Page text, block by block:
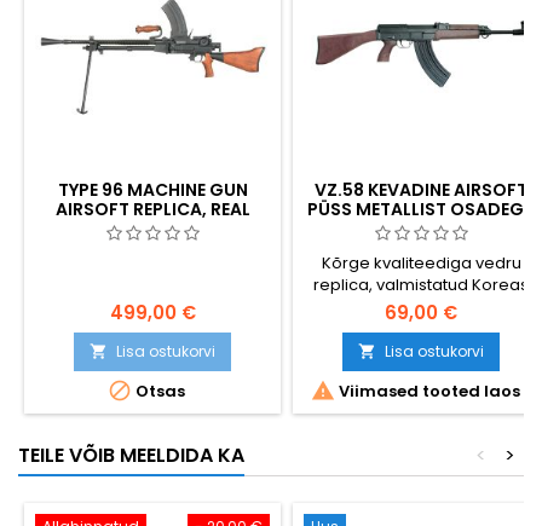
TYPE 96 MACHINE GUN
AIRSOFT REPLICA, REAL
WOOD
499,00 €
 Lisa ostukorvi
 Otsas
VZ.58 KEVADINE AIRSOFT
PÜSS METALLIST OSADEGA
Kõrge kvaliteediga vedru
replica, valmistatud Koreas
69,00 €
 Lisa ostukorvi
 Viimased tooted laos
TEILE VÕIB MEELDIDA KA >
<